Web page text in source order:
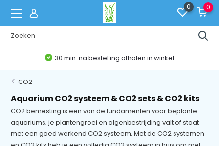
0 0
Belgische Webshop
CO2
Aquarium CO2 systeem & CO2 sets & CO2 kits
CO2 bemesting is een van de fundamenten voor beplante
aquariums, je plantengroei en algenbestrijding valt of staat
met een goed werkend CO2 systeem. Met de CO2 systemen